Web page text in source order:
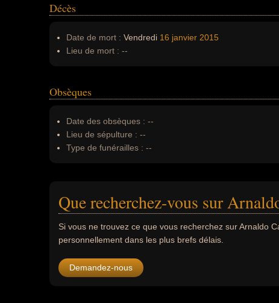
Décès
Date de mort : Vendredi 16 janvier 2015
Lieu de mort : --
Obsèques
Date des obsèques : --
Lieu de sépulture : --
Type de funérailles : --
Que recherchez-vous sur
Si vous ne trouvez ce que vous recherchez sur Arnaldo
personnellement dans les plus brefs délais.
Demandez-nous